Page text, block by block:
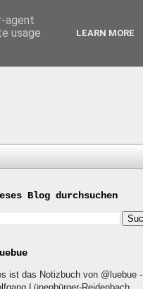
Blog durchsuchen
ist das Notizbuch von @luebue -
agent
usage
LEARN MORE